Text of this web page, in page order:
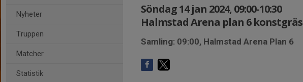
Nyheter
Truppen
Matcher
Statistik
Söndag 14 jan 2024, 09:00-10:30
Halmstad Arena plan 6 konstgräs
Samling: 09:00, Halmstad Arena Plan 6